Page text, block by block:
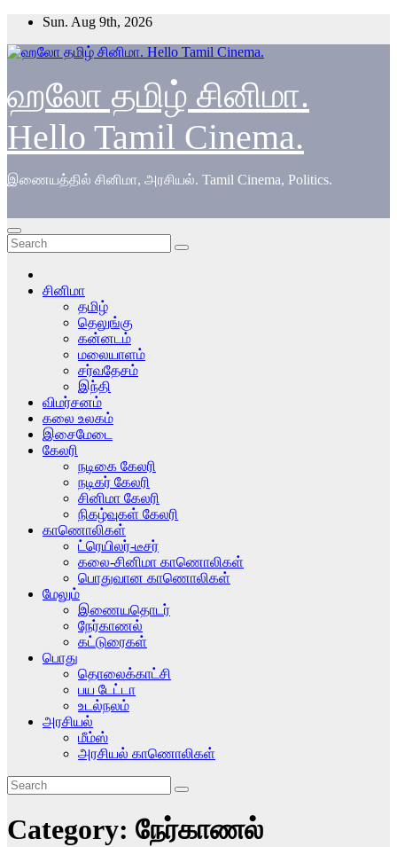
Skip
content
Sun. Aug 9th, 2026
ஹலோ தமிழ் சினிமா.
Hello Tamil Cinema.
இணையத்தில் சினிமா, அரசியல். Tamil Cinema, Politics.
சினிமா
தமிழ்
தெலுங்கு
கன்னடம்
மலையாளம்
சர்வதேசம்
இந்தி
விமர்சனம்
கலை உலகம்
இசைமேடை
கேலரி
நடிகை கேலரி
நடிகர் கேலரி
சினிமா கேலரி
நிகழ்வுகள் கேலரி
காணொலிகள்
ட்ரெயிலர்-டீசர்
கலை-சினிமா காணொலிகள்
பொதுவான காணொலிகள்
மேலும்
இணையதொடர்
நேர்காணல்
கட்டுரைகள்
பொது
தொலைக்காட்சி
பய டேட்டா
உடல்நலம்
அரசியல்
மீம்ஸ்
அரசியல் காணொலிகள்
Category: நேர்காணல்